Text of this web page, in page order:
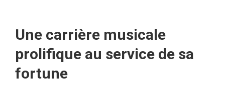
Une carrière musicale
prolifique au service de sa
fortune